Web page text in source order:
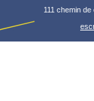
111 chemin